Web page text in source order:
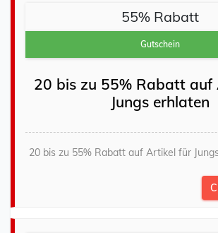
55% Rabatt
Gutschein
20 bis zu 55% Rabatt
Jungs erhlaten
20 bis zu 55% Rabatt auf Artikel für